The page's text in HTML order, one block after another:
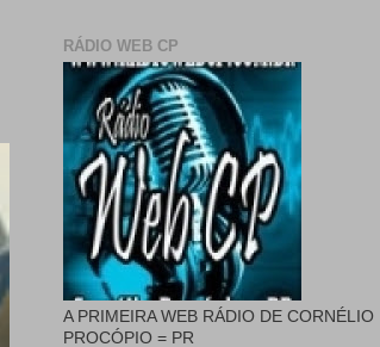
RÁDIO WEB CP
A PRIMEIRA WEB RÁDIO DE CORNÉLIO
PROCÓPIO = PR